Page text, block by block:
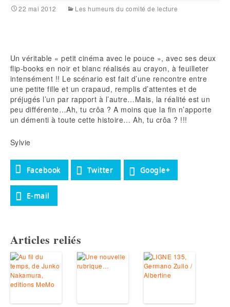
22 mai 2012 Les humeurs du comité de lecture
Un véritable « petit cinéma avec le pouce », avec ses deux
flip-books en noir et blanc réalisés au crayon, à feuilleter
intensément !! Le scénario est fait d’une rencontre entre
une petite fille et un crapaud, remplis d’attentes et de
préjugés l’un par rapport à l’autre…Mais, la réalité est un
peu différente…Ah, tu crôa ? A moins que la fin n’apporte
un démenti à toute cette histoire… Ah, tu crôa ? !!!
Sylvie
Facebook Twitter Google+
E-mail
Articles reliés